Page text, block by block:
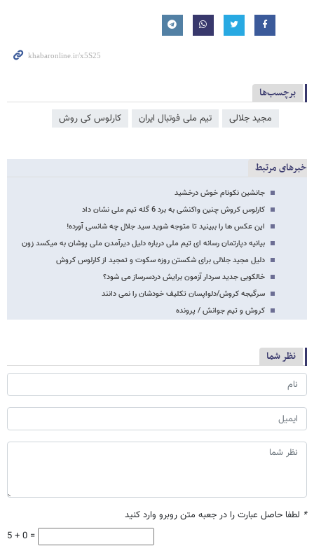
برچسب‌ها
مجید جلالی تیم ملی فوتبال ایران کارلوس کی روش
خبرهای مرتبط
جانشین نکونام خوش درخشید
کارلوس کروش چنین واکنشی به برد 6 گله تیم ملی نشان داد
این عکس ها را ببینید تا متوجه شوید سید جلال چه شانسی آورده!
بیانیه دپارتمان رسانه ای تیم ملی درباره دلیل دیرآمدن ملی پوشان به میکسد زون
دلیل مجید جلالی برای شکستن روزه سکوت و تمجید از کارلوس کروش
خالکوبی جدید سردار آزمون برایش دردسرساز می شود؟
سرگیجه کروش/دلواپسان تکلیف خودشان را نمی دانند
کروش و تیم جوانش / پرونده
نظر شما
* لطفا حاصل عبارت را در جعبه متن روبرو وارد کنید
5 + 0 =